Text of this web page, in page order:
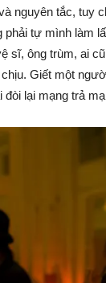
nguyên tắc, tuy
tự mình làm
sĩ, ông trùm, ai
Giết một
lại mạng trả